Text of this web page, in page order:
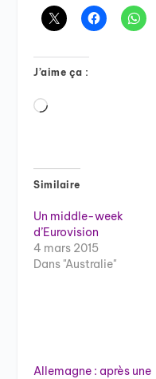
J’aime ça :
Chargement…
Similaire
Un middle-week
d’Eurovision
4 mars 2015
Dans "Australie"
Allemagne : après une